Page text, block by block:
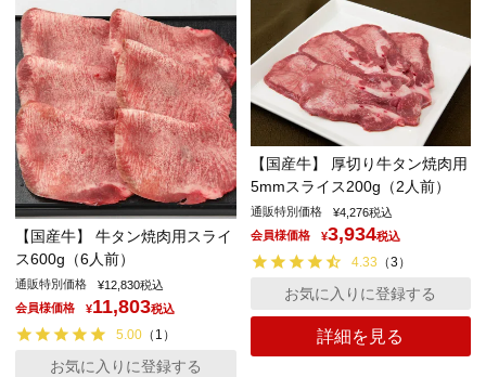
【国産牛】 牛タン焼肉用スライ
ス600g（6人前）
通販特別価格 ¥12,830税込
会員様価格
¥11,803税込
5.00 （ 1 ）
お気に入りに登録する
【国産牛】 厚切り牛タン焼肉用
5mmスライス200g（2人前）
通販特別価格 ¥4,276税込
会員様価格
¥3,934税込
4.33 （3 ）
詳細を見る
お気に入りに登録する